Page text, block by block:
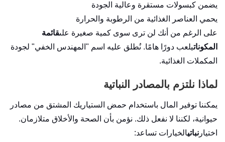
يضمن كبسولات مستقرة وعالية الجودة
يحمي العناصر الغذائية من الرطوبة والحرارة
على الرغم من أنك لن ترى سوى كمية صغيرة علىقائمة
المكوناتيلعب دورًا هامًا. نُطلق عليه اسم "المهندس الخفي" لجودة
المكملات الغذائية.
لماذا نلتزم بالمصادر النباتية
يمكننا توفير المال باستخدام حمض الستياريك المشتق من مصادر
حيوانية، لكننا لا نفعل ذلك. نؤمن بأن الصحة والأخلاق متلازمان.
اختيار نباتيالخيارات تساعد: